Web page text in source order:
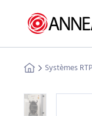
Aller au contenu
Systèmes RTP